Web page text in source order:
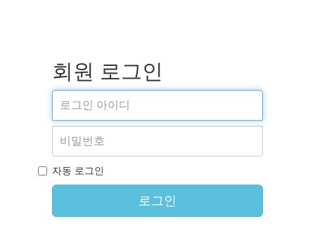
회원 로그인
자동 로그인
로그인